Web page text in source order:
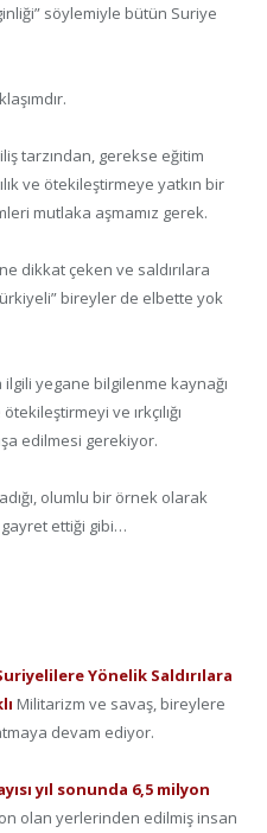
söylemiyle bütün Suriye
tarzından, gerekse eğitim
ve ötekileştirmeye yatkın bir
mutlaka aşmamız gerek.
dikkat çeken ve saldırılara
bireyler de elbette yok
yegane bilgilenme kaynağı
ve ırkçılığı
edilmesi gerekiyor.
olumlu bir örnek olarak
ettiği gibi…
Yönelik Saldırılara
Militarizm ve savaş, bireylere
devam ediyor.
yıl sonunda 6,5 milyon
olan yerlerinden edilmiş insan